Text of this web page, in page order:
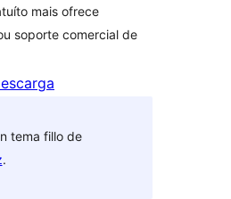
mais ofrece
soporte comercial de
tema fillo de
.